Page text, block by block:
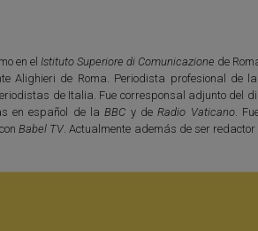
en el Istituto Superiore di Comunicazione de
Alighieri de Roma. Periodista profesional de la
de Italia. Fue corresponsal adjunto del
en español de laBBC y deRadio Vaticano.
Babel TV. Actualmente además de ser redactor